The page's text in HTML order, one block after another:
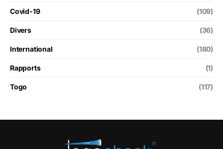
Covid-19 (109)
Divers (36)
International (180)
Rapports (1)
Togo (117)